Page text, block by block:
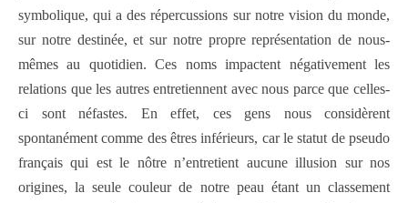
symbolique, qui a des répercussions sur notre vision du monde,
sur notre destinée, et sur notre propre représentation de nous-
mêmes au quotidien. Ces noms impactent négativement les
relations que les autres entretiennent avec nous parce que celles-
ci sont néfastes. En effet, ces gens nous considèrent
spontanément comme des êtres inférieurs, car le statut de pseudo
français qui est le nôtre n’entretient aucune illusion sur nos
origines, la seule couleur de notre peau étant un classement